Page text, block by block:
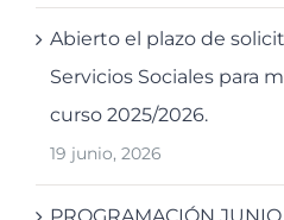
Abierto el plazo de
Servicios Sociales para
curso 2025/2026.
19 junio, 2026
PROGRAMACIÓN